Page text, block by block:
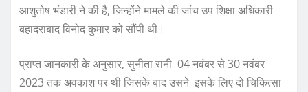
आशुतोष भंडारी ने की है, जिन्होंने मामले की जांच उप शिक्षा अधिकारी
बहादराबाद विनोद कुमार को सौंपी थी।
प्राप्त जानकारी के अनुसार, सुनीता रानी 04 नवंबर से 30 नवंबर
2023 तक अवकाश पर थी जिसके बाद उसने इसके लिए दो चिकित्सा